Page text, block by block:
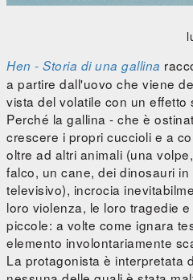
Hen - Storia di una gallina
a partire dall'uovo che viene
vista del volatile con un
Perché la gallina - che è
crescere i propri cuccioli e a
oltre ad altri animali (una
falco, un cane, dei dinosauri
televisivo), incrocia
loro violenza, le loro tragedie
piccole: a volte come ignara
elemento involontariamente
La protagonista è interpretata